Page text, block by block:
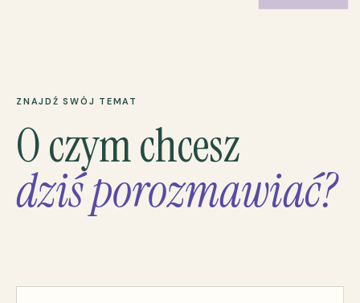
ZNAJDŹ SWÓJ TEMAT
O czym chcesz
dziś porozmawiać?